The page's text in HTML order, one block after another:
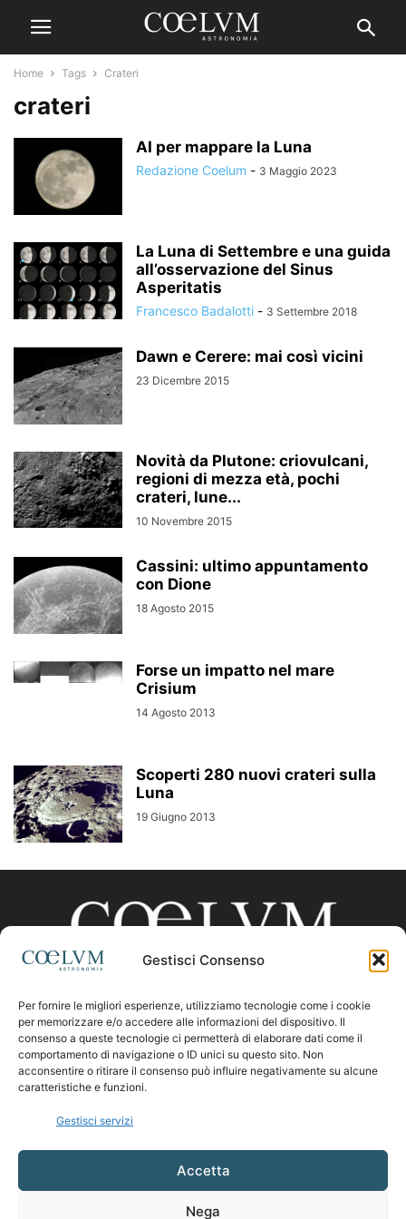
Gestisci Consenso
Per fornire le migliori esperienze, utilizziamo tecnologie come i cookie
per memorizzare e/o accedere alle informazioni del dispositivo. Il
consenso a queste tecnologie ci permetterà di elaborare dati come il
comportamento di navigazione o ID unici su questo sito. Non
acconsentire o ritirare il consenso può influire negativamente su alcune
caratteristiche e funzioni.
Gestisci servizi
Accetta
Nega
Home Tags Crateri
crateri
AI per mappare la Luna
Redazione Coelum - 3 Maggio 2023
La Luna di Settembre e una guida
all’osservazione del Sinus
Asperitatis
Francesco Badalotti - 3 Settembre 2018
Dawn e Cerere: mai così vicini
23 Dicembre 2015
Novità da Plutone: criovulcani,
regioni di mezza età, pochi
crateri, lune...
10 Novembre 2015
Cassini: ultimo appuntamento
con Dione
18 Agosto 2015
Forse un impatto nel mare
Crisium
14 Agosto 2013
Scoperti 280 nuovi crateri sulla
Luna
19 Giugno 2013
CHI SIAMO
Contattaci:coelumastro@coelum.com